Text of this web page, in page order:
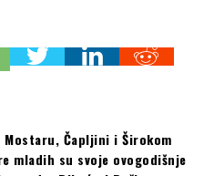
Mostaru, Čapljini i Širokom
mladih su svoje ovogodišnje